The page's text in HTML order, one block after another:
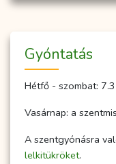
Gyóntatás
Hétfő - szombat:
Vasárnap: a
A szentgyónásra
lelkitükröket.